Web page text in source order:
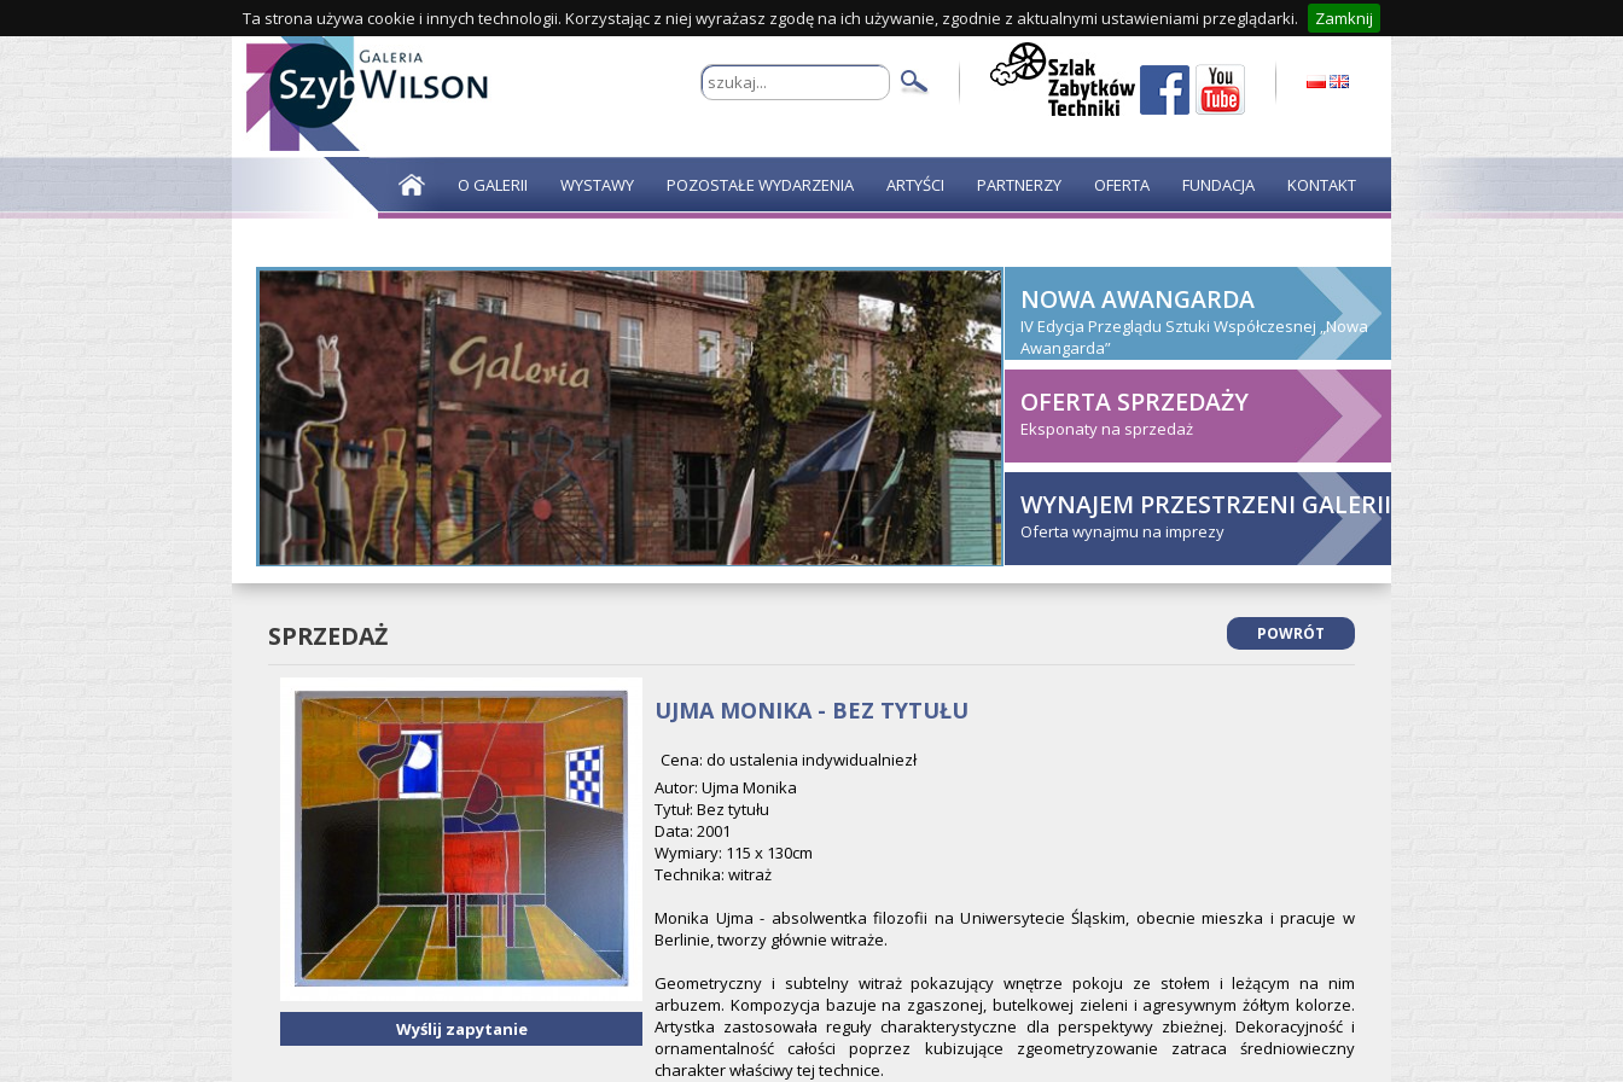
Ta strona używa cookie i innych technologii. Korzystając z niej wyrażasz zgodę na ich używanie, zgodnie z aktualnymi ustawieniami przeglądarki. Zamknij
O GALERII WYSTAWY POZOSTAŁE WYDARZENIA ARTYŚCI PARTNERZY OFERTA FUNDACJA KONTAKT
NOWA AWANGARDA
IV Edycja Przeglądu Sztuki Współczesnej „Nowa
Awangarda”
OFERTA SPRZEDAŻY
Eksponaty na sprzedaż
WYNAJEM PRZESTRZENI GALERII
Oferta wynajmu na imprezy
SPRZEDAŻ POWRÓT
Wyślij zapytanie
UJMA MONIKA - BEZ TYTUŁU
Cena: do ustalenia indywidualniezł
Autor: Ujma Monika
Tytuł: Bez tytułu
Data: 2001
Wymiary: 115 x 130cm
Technika: witraż
Monika Ujma - absolwentka filozofii na Uniwersytecie Śląskim, obecnie mieszka i pracuje w
Berlinie, tworzy głównie witraże.
Geometryczny i subtelny witraż pokazujący wnętrze pokoju ze stołem i leżącym na nim
arbuzem. Kompozycja bazuje na zgaszonej, butelkowej zieleni i agresywnym żółtym kolorze.
Artystka zastosowała reguły charakterystyczne dla perspektywy zbieżnej. Dekoracyjność i
ornamentalność całości poprzez kubizujące zgeometryzowanie zatraca średniowieczny
charakter właściwy tej technice.